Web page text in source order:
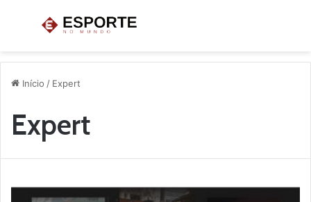
Menu
Início / Expert
Expert